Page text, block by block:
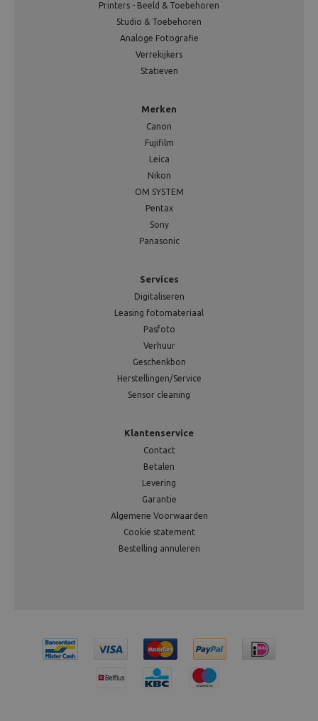
Printers - Beeld & Toebehoren
Studio & Toebehoren
Analoge Fotografie
Verrekijkers
Statieven
Merken
Canon
Fujifilm
Leica
Nikon
OM SYSTEM
Pentax
Sony
Panasonic
Services
Digitaliseren
Leasing fotomateriaal
Pasfoto
Verhuur
Geschenkbon
Herstellingen/Service
Sensor cleaning
Klantenservice
Contact
Betalen
Levering
Garantie
Algemene Voorwaarden
Cookie statement
Bestelling annuleren